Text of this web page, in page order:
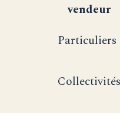
vendeur
Particuliers
Collectivités